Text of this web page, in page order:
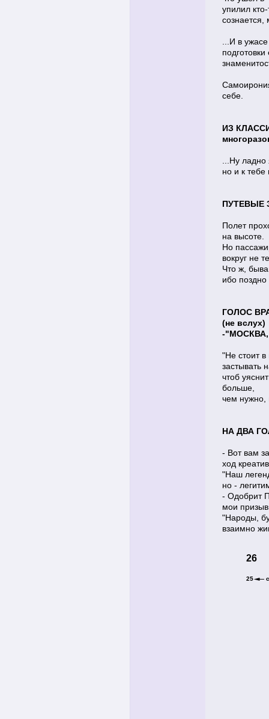
упилил
...И в
себе.
ИЗ
...Ну
но и к тебе
ПУТЕВЫЕ
Полет
на высоте.
Но
вокруг не
Что ж,
ибо поздно
ГОЛОС
(не вслух)
-
"Не стоит
застывать
чтоб
больше,
чем нужно,
НА ДВА
- Вот вам
ход
"Наш
но -
- Одобрит
мои
"Народы,
взаимно
26
25